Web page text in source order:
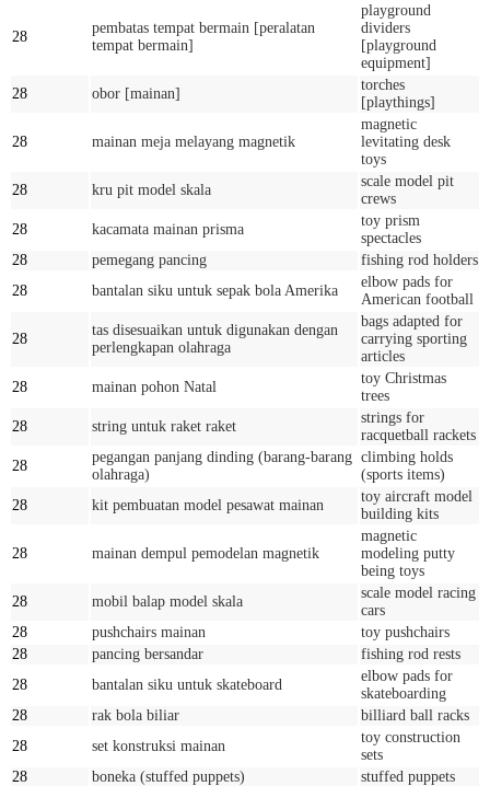
28
pembatas tempat bermain [peralatan
tempat bermain]
playground
dividers
[playground
equipment]
28
obor [mainan]
torches
[playthings]
28 mainan meja melayang magnetik
magnetic
levitating desk
toys
28
kru pit model skala
scale model pit
crews
28
kacamata mainan prisma
toy prism
spectacles
28
pemegang pancing
fishing rod holders
28
bantalan siku untuk sepak bola Amerika
elbow pads for
American football
28
tas disesuaikan untuk digunakan dengan
perlengkapan olahraga
bags adapted for
carrying sporting
articles
28
mainan pohon Natal
toy Christmas
trees
28
string untuk raket raket
strings for
racquetball rackets
28
pegangan panjang dinding (barang-barang
olahraga)
climbing holds
(sports items)
28
kit pembuatan model pesawat mainan
toy aircraft model
building kits
28 mainan dempul pemodelan magnetik
magnetic
modeling putty
being toys
28
mobil balap model skala
scale model racing
cars
28
pushchairs mainan
toy pushchairs
28
pancing bersandar
fishing rod rests
28
bantalan siku untuk skateboard
elbow pads for
skateboarding
28
rak bola biliar
billiard ball racks
28
set konstruksi mainan
toy construction
sets
28
boneka (stuffed puppets)
stuffed puppets